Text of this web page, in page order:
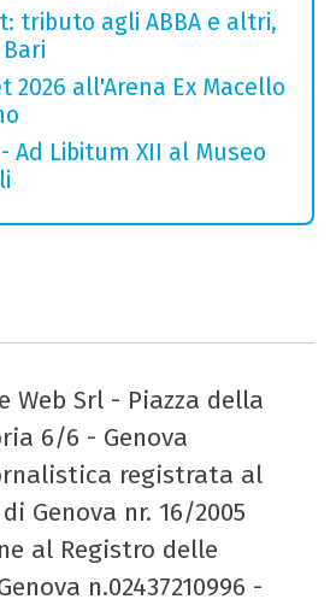
tributo agli ABBA e altri,
2026 all'Arena Ex Macello
Ad Libitum XII al Museo
Web Srl - Piazza della
6/6 - Genova
registrata al
Genova nr. 16/2005
al Registro delle
n.02437210996 -